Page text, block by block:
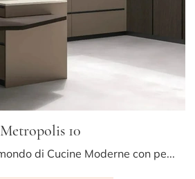
Metropolis 10
Clicca e scopri un mondo di Cucine Moderne con penisola: la cucina Metropolis 10 Stosa in Pet ti aspetta!